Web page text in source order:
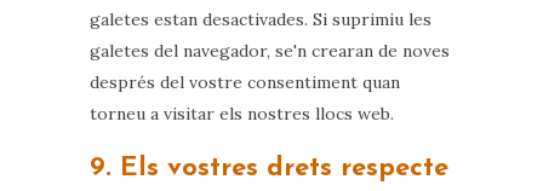
galetes estan desactivades. Si suprimiu les
galetes del navegador, se'n crearan de noves
després del vostre consentiment quan
torneu a visitar els nostres llocs web.
9. Els vostres drets respecte